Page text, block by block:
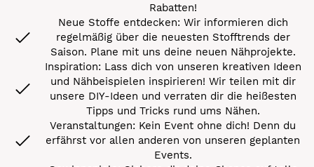
Rabatten!
Neue Stoffe entdecken: Wir informieren dich
regelmäßig über die neuesten Stofftrends der
Saison. Plane mit uns deine neuen Nähprojekte.
Inspiration: Lass dich von unseren kreativen Ideen
und Nähbeispielen inspirieren! Wir teilen mit dir
unsere DIY-Ideen und verraten dir die heißesten
Tipps und Tricks rund ums Nähen.
Veranstaltungen: Kein Event ohne dich! Denn du
erfährst vor allen anderen von unseren geplanten
Events.